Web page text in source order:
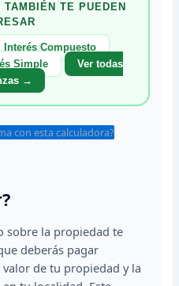
TE PUEDEN
Interés Compuesto
Simple
Ver todas
→
con esta calculadora?
sobre la propiedad te
deberás pagar
de tu propiedad y la